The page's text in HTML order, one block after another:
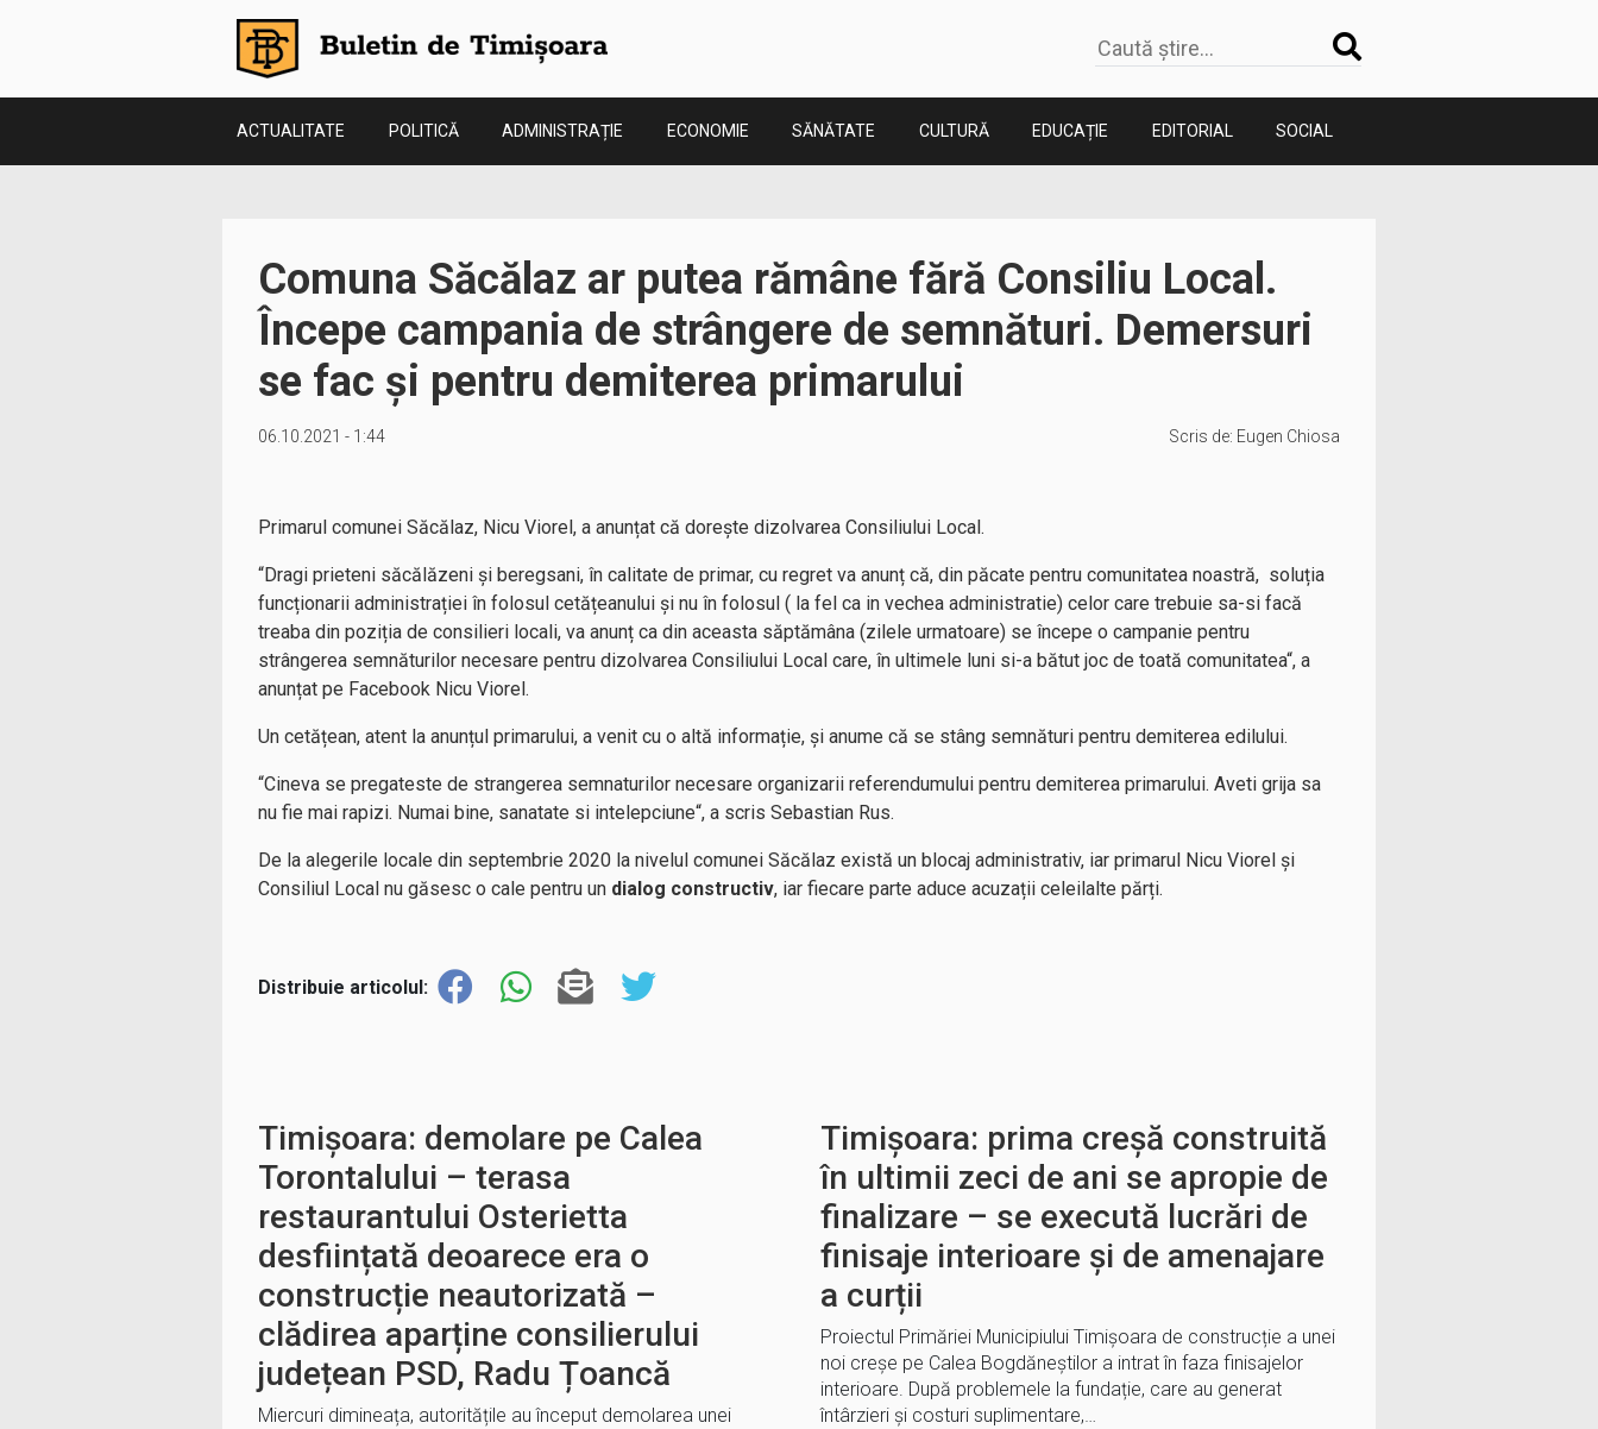
ACTUALITATE POLITICĂ ADMINISTRAȚIE ECONOMIE SĂNĂTATE CULTURĂ EDUCAȚIE EDITORIAL SOCIAL
Comuna Săcălaz ar putea rămâne fără Consiliu Local.
Începe campania de strângere de semnături. Demersuri
se fac și pentru demiterea primarului
06.10.2021 - 1:44 Scris de: Eugen Chiosa
Primarul comunei Săcălaz, Nicu Viorel, a anunțat că dorește dizolvarea Consiliului Local.
“Dragi prieteni săcălăzeni și beregsani, în calitate de primar, cu regret va anunț că, din păcate pentru comunitatea noastră, soluția
funcționarii administrației în folosul cetățeanului și nu în folosul ( la fel ca in vechea administratie) celor care trebuie sa-si facă
treaba din poziția de consilieri locali, va anunț ca din aceasta săptămâna (zilele urmatoare) se începe o campanie pentru
strângerea semnăturilor necesare pentru dizolvarea Consiliului Local care, în ultimele luni si-a bătut joc de toată comunitatea“, a
anunțat pe Facebook Nicu Viorel.
Un cetățean, atent la anunțul primarului, a venit cu o altă informație, și anume că se stâng semnături pentru demiterea edilului.
“Cineva se pregateste de strangerea semnaturilor necesare organizarii referendumului pentru demiterea primarului. Aveti grija sa
nu fie mai rapizi. Numai bine, sanatate si intelepciune“, a scris Sebastian Rus.
De la alegerile locale din septembrie 2020 la nivelul comunei Săcălaz există un blocaj administrativ, iar primarul Nicu Viorel și
Consiliul Local nu găsesc o cale pentru un dialog constructiv, iar fiecare parte aduce acuzații celeilalte părți.
Distribuie articolul:
Timișoara: demolare pe Calea
Torontalului – terasa
restaurantului Osterietta
desființată deoarece era o
construcție neautorizată –
clădirea aparține consilierului
județean PSD, Radu Țoancă
Miercuri dimineața, autoritățile au început demolarea unei
Timișoara: prima creșă construită
în ultimii zeci de ani se apropie de
finalizare – se execută lucrări de
finisaje interioare și de amenajare
a curții
Proiectul Primăriei Municipiului Timișoara de construcție a unei
noi creșe pe Calea Bogdăneștilor a intrat în faza finisajelor
interioare. După problemele la fundație, care au generat
întârzieri și costuri suplimentare,…